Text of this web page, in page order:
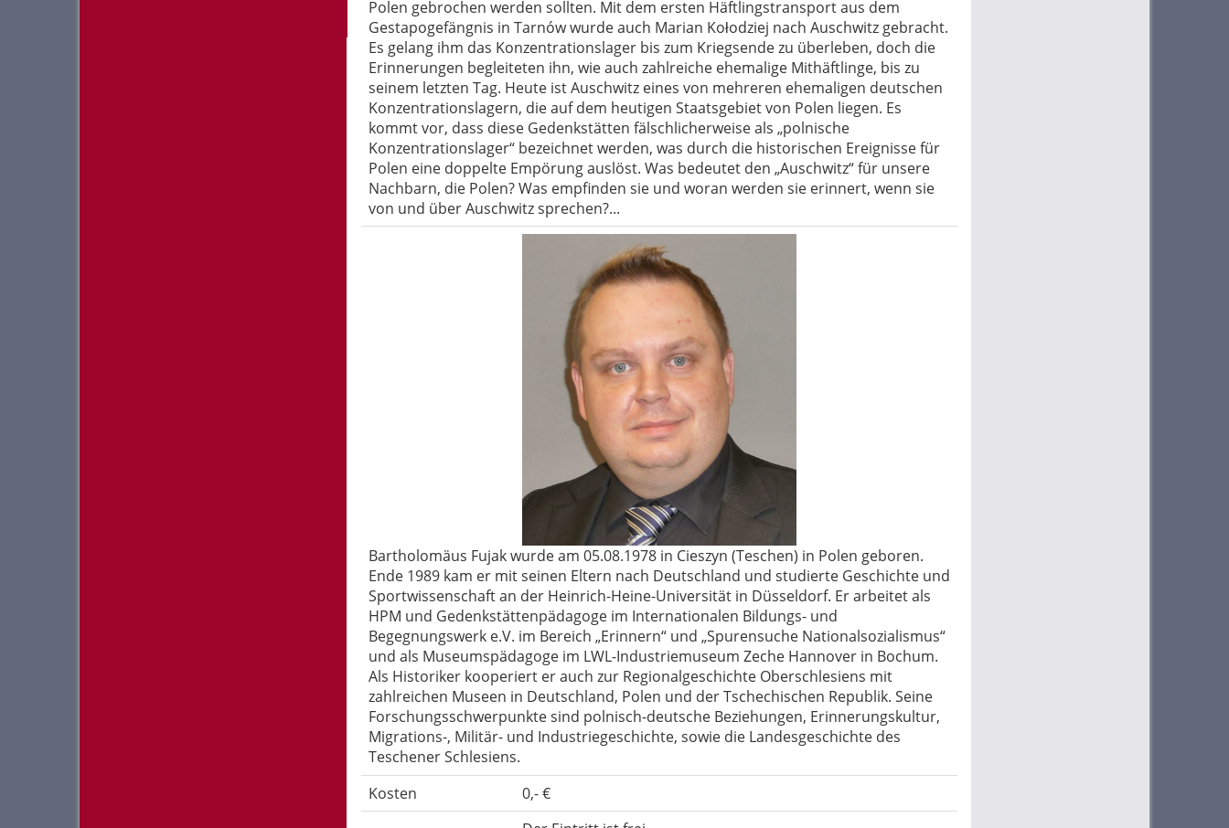
Polen gebrochen werden sollten. Mit dem ersten Häftlingstransport aus dem
Gestapogefängnis in Tarnów wurde auch Marian Kołodziej nach Auschwitz gebracht.
Es gelang ihm das Konzentrationslager bis zum Kriegsende zu überleben, doch die
Erinnerungen begleiteten ihn, wie auch zahlreiche ehemalige Mithäftlinge, bis zu
seinem letzten Tag. Heute ist Auschwitz eines von mehreren ehemaligen deutschen
Konzentrationslagern, die auf dem heutigen Staatsgebiet von Polen liegen. Es
kommt vor, dass diese Gedenkstätten fälschlicherweise als „polnische
Konzentrationslager“ bezeichnet werden, was durch die historischen Ereignisse für
Polen eine doppelte Empörung auslöst. Was bedeutet den „Auschwitz“ für unsere
Nachbarn, die Polen? Was empfinden sie und woran werden sie erinnert, wenn sie
von und über Auschwitz sprechen?...
Bartholomäus Fujak wurde am 05.08.1978 in Cieszyn (Teschen) in Polen geboren.
Ende 1989 kam er mit seinen Eltern nach Deutschland und studierte Geschichte und
Sportwissenschaft an der Heinrich-Heine-Universität in Düsseldorf. Er arbeitet als
HPM und Gedenkstättenpädagoge im Internationalen Bildungs- und
Begegnungswerk e.V. im Bereich „Erinnern“ und „Spurensuche Nationalsozialismus“
und als Museumspädagoge im LWL-Industriemuseum Zeche Hannover in Bochum.
Als Historiker kooperiert er auch zur Regionalgeschichte Oberschlesiens mit
zahlreichen Museen in Deutschland, Polen und der Tschechischen Republik. Seine
Forschungsschwerpunkte sind polnisch-deutsche Beziehungen, Erinnerungskultur,
Migrations-, Militär- und Industriegeschichte, sowie die Landesgeschichte des
Teschener Schlesiens.
Kosten
0,- €